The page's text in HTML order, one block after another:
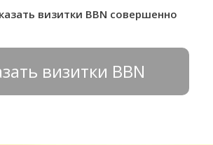
визитки BBN совершенно
визитки BBN